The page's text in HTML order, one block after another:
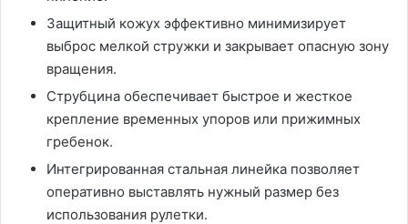
Защитный кожух эффективно минимизирует
выброс мелкой стружки и закрывает опасную зону
вращения.
Струбцина обеспечивает быстрое и жесткое
крепление временных упоров или прижимных
гребенок.
Интегрированная стальная линейка позволяет
оперативно выставлять нужный размер без
использования рулетки.